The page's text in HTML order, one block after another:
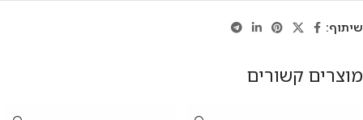
שיתוף:
מוצרים קשורים